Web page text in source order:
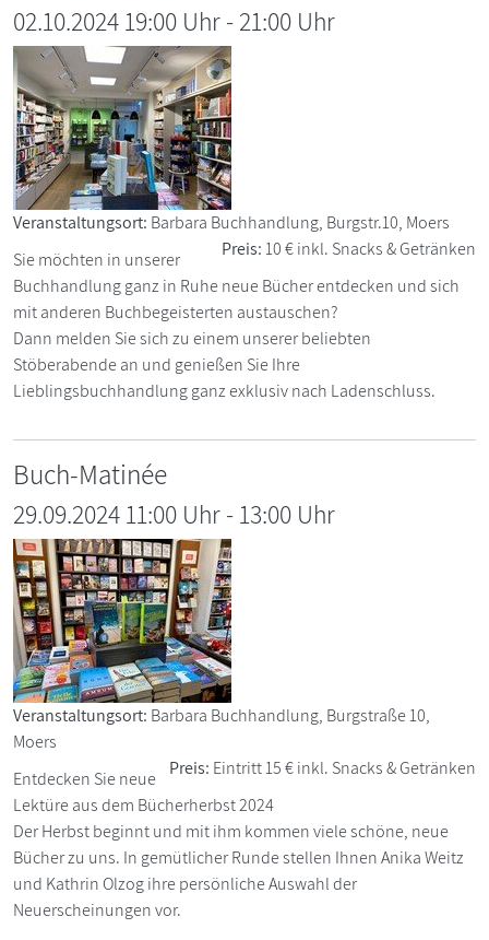
02.10.2024 19:00 Uhr-21:00 Uhr
Veranstaltungsort: Barbara Buchhandlung, Burgstr.10, Moers
Preis:10 € inkl. Snacks & Getränken
Sie möchten in unserer
Buchhandlung ganz in Ruhe neue Bücher entdecken und sich
mit anderen Buchbegeisterten austauschen?
Dann melden Sie sich zu einem unserer beliebten
Stöberabende an und genießen Sie Ihre
Lieblingsbuchhandlung ganz exklusiv nach Ladenschluss.
Buch-Matinée
29.09.2024 11:00 Uhr-13:00 Uhr
Veranstaltungsort: Barbara Buchhandlung, Burgstraße 10,
Moers
Preis: Eintritt 15 € inkl. Snacks & Getränken
Entdecken Sie neue
Lektüre aus dem Bücherherbst 2024
Der Herbst beginnt und mit ihm kommen viele schöne, neue
Bücher zu uns. In gemütlicher Runde stellen Ihnen Anika Weitz
und Kathrin Olzog ihre persönliche Auswahl der
Neuerscheinungen vor.